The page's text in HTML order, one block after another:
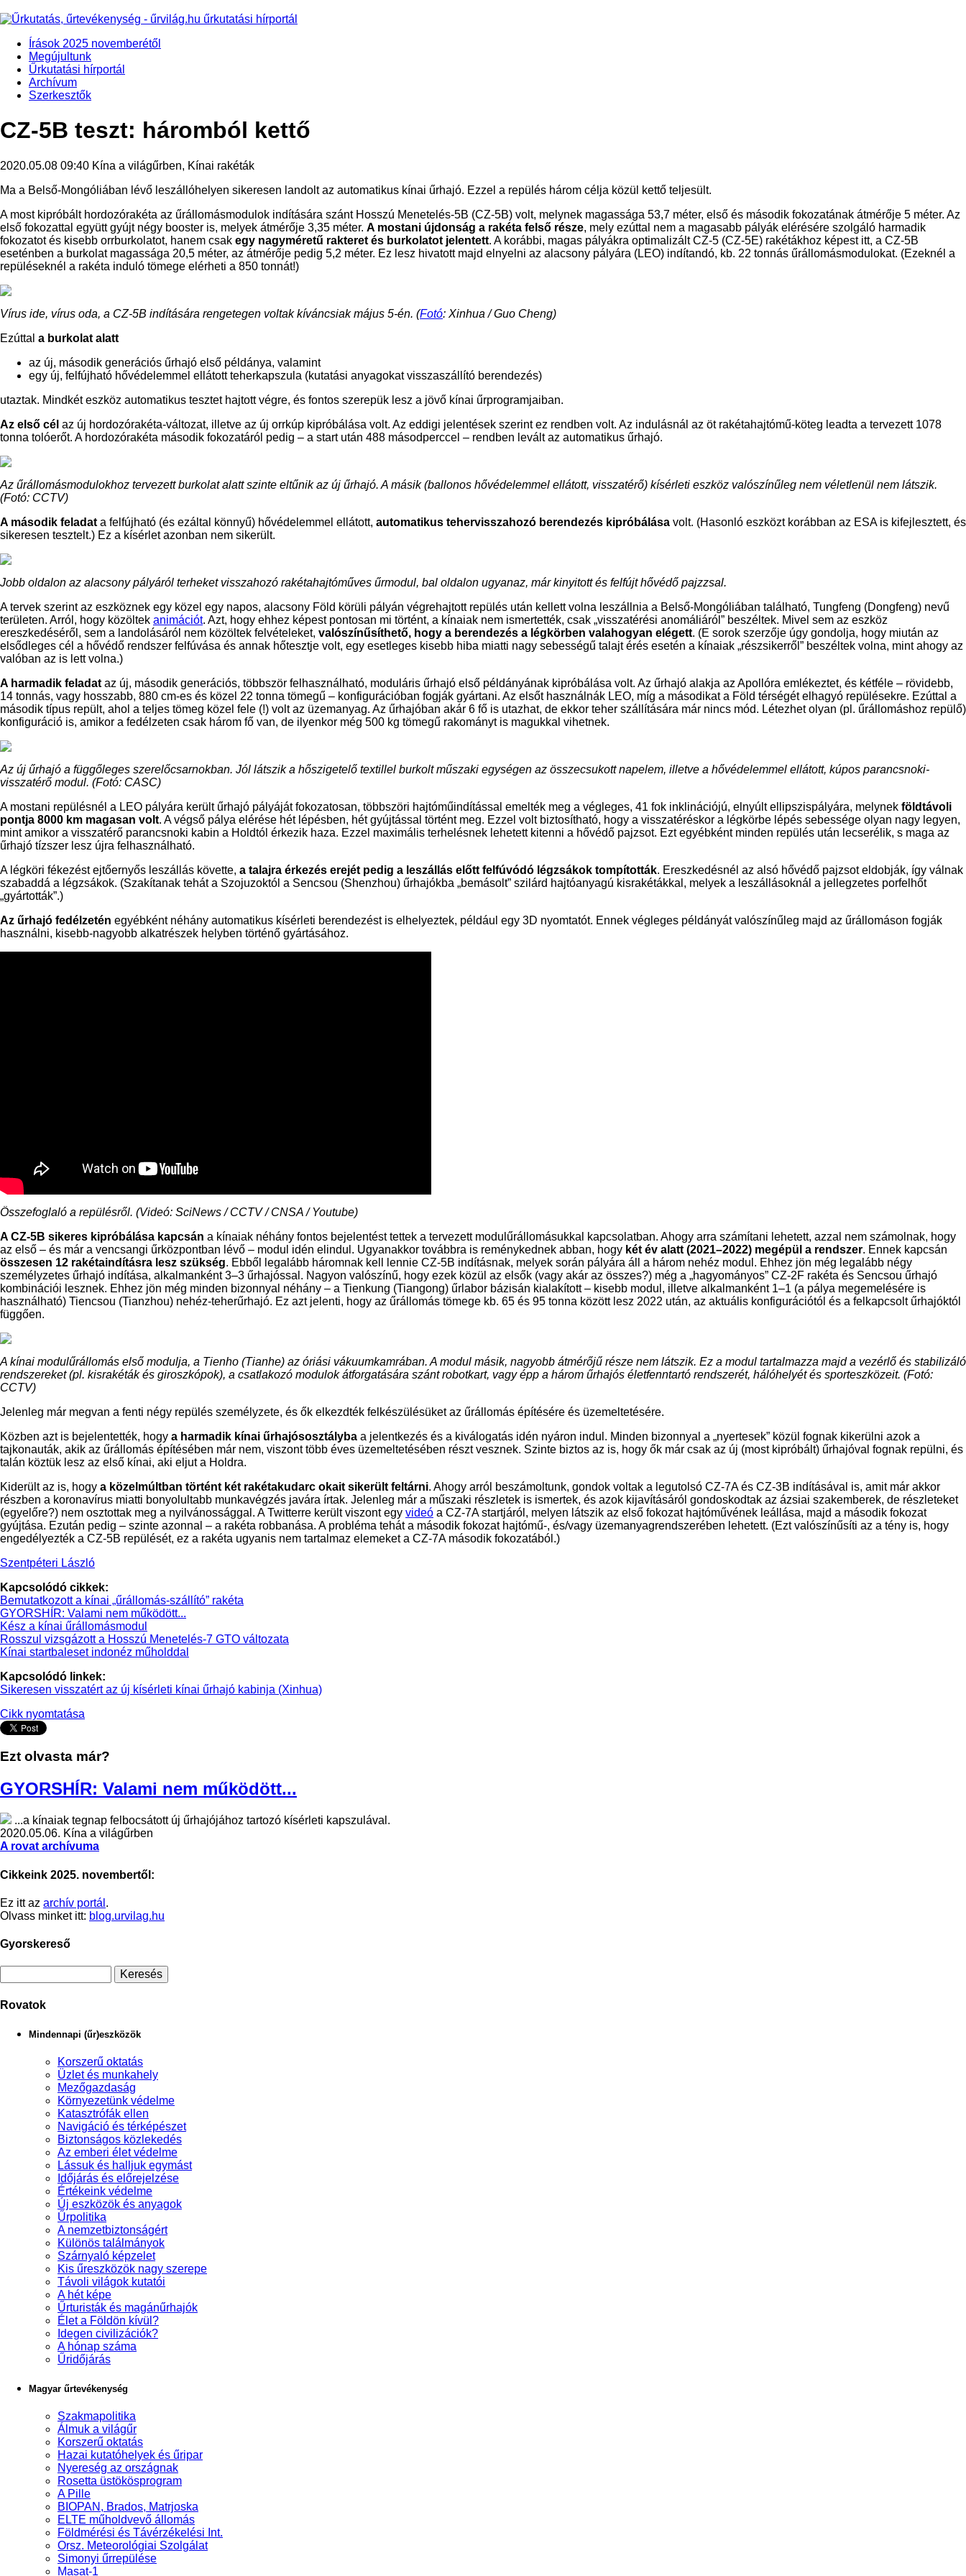
Írások 2025 novemberétől
Megújultunk
Űrkutatási hírportál
Archívum
Szerkesztők
CZ-5B teszt: háromból kettő
2020.05.08 09:40 Kína a világűrben, Kínai rakéták
Ma a Belső-Mongóliában lévő leszállóhelyen sikeresen landolt az automatikus kínai űrhajó. Ezzel a repülés három célja közül kettő teljesült.
A most kipróbált hordozórakéta az űrállomásmodulok indítására szánt Hosszú Menetelés-5B (CZ-5B) volt, melynek magassága 53,7 méter, első és második fokozatának átmérője 5 méter. Az
első fokozattal együtt gyújt négy booster is, melyek átmérője 3,35 méter. A mostani újdonság a rakéta felső része, mely ezúttal nem a magasabb pályák elérésére szolgáló harmadik
fokozatot és kisebb orrburkolatot, hanem csak egy nagyméretű rakteret és burkolatot jelentett. A korábbi, magas pályákra optimalizált CZ-5 (CZ-5E) rakétákhoz képest itt, a CZ-5B
eseténben a burkolat magassága 20,5 méter, az átmérője pedig 5,2 méter. Ez lesz hivatott majd elnyelni az alacsony pályára (LEO) indítandó, kb. 22 tonnás űrállomásmodulokat. (Ezeknél a
repüléseknél a rakéta induló tömege elérheti a 850 tonnát!)
Vírus ide, vírus oda, a CZ-5B indítására rengetegen voltak kíváncsiak május 5-én. (Fotó: Xinhua / Guo Cheng)
Ezúttal a burkolat alatt
az új, második generációs űrhajó első példánya, valamint
egy új, felfújható hővédelemmel ellátott teherkapszula (kutatási anyagokat visszaszállító berendezés)
utaztak. Mindkét eszköz automatikus tesztet hajtott végre, és fontos szerepük lesz a jövő kínai űrprogramjaiban.
Az első cél az új hordozórakéta-változat, illetve az új orrkúp kipróbálása volt. Az eddigi jelentések szerint ez rendben volt. Az indulásnál az öt rakétahajtómű-köteg leadta a tervezett 1078
tonna tolóerőt. A hordozórakéta második fokozatáról pedig – a start után 488 másodperccel – rendben levált az automatikus űrhajó.
Az űrállomásmodulokhoz tervezett burkolat alatt szinte eltűnik az új űrhajó. A másik (ballonos hővédelemmel ellátott, visszatérő) kísérleti eszköz valószínűleg nem véletlenül nem látszik.
(Fotó: CCTV)
A második feladat a felfújható (és ezáltal könnyű) hővédelemmel ellátott, automatikus tehervisszahozó berendezés kipróbálása volt. (Hasonló eszközt korábban az ESA is kifejlesztett, és
sikeresen tesztelt.) Ez a kísérlet azonban nem sikerült.
Jobb oldalon az alacsony pályáról terheket visszahozó rakétahajtóműves űrmodul, bal oldalon ugyanaz, már kinyitott és felfújt hővédő pajzzsal.
A tervek szerint az eszköznek egy közel egy napos, alacsony Föld körüli pályán végrehajtott repülés után kellett volna leszállnia a Belső-Mongóliában található, Tungfeng (Dongfeng) nevű
területen. Arról, hogy közöltek animációt. Azt, hogy ehhez képest pontosan mi történt, a kínaiak nem ismertették, csak „visszatérési anomáliáról” beszéltek. Mivel sem az eszköz
ereszkedéséről, sem a landolásáról nem közöltek felvételeket, valószínűsíthető, hogy a berendezés a légkörben valahogyan elégett. (E sorok szerzője úgy gondolja, hogy miután az
elsődleges cél a hővédő rendszer felfúvása és annak hőtesztje volt, egy esetleges kisebb hiba miatti nagy sebességű talajt érés esetén a kínaiak „részsikerről” beszéltek volna, mint ahogy az
valóban az is lett volna.)
A harmadik feladat az új, második generációs, többször felhasználható, moduláris űrhajó első példányának kipróbálása volt. Az űrhajó alakja az Apollóra emlékeztet, és kétféle – rövidebb,
14 tonnás, vagy hosszabb, 880 cm-es és közel 22 tonna tömegű – konfigurációban fogják gyártani. Az elsőt használnák LEO, míg a másodikat a Föld térségét elhagyó repülésekre. Ezúttal a
második típus repült, ahol a teljes tömeg közel fele (!) volt az üzemanyag. Az űrhajóban akár 6 fő is utazhat, de ekkor teher szállítására már nincs mód. Létezhet olyan (pl. űrállomáshoz repülő)
konfiguráció is, amikor a fedélzeten csak három fő van, de ilyenkor még 500 kg tömegű rakományt is magukkal vihetnek.
Az új űrhajó a függőleges szerelőcsarnokban. Jól látszik a hőszigetelő textillel burkolt műszaki egységen az összecsukott napelem, illetve a hővédelemmel ellátott, kúpos parancsnoki-
visszatérő modul. (Fotó: CASC)
A mostani repülésnél a LEO pályára került űrhajó pályáját fokozatosan, többszöri hajtóműindítással emelték meg a végleges, 41 fok inklinációjú, elnyúlt ellipszispályára, melynek földtávoli
pontja 8000 km magasan volt. A végső pálya elérése hét lépésben, hét gyújtással történt meg. Ezzel volt biztosítható, hogy a visszatéréskor a légkörbe lépés sebessége olyan nagy legyen,
mint amikor a visszatérő parancsnoki kabin a Holdtól érkezik haza. Ezzel maximális terhelésnek lehetett kitenni a hővédő pajzsot. Ezt egyébként minden repülés után lecserélik, s maga az
űrhajó tízszer lesz újra felhasználható.
A légköri fékezést ejtőernyős leszállás követte, a talajra érkezés erejét pedig a leszállás előtt felfúvódó légzsákok tompították. Ereszkedésnél az alsó hővédő pajzsot eldobják, így válnak
szabaddá a légzsákok. (Szakítanak tehát a Szojuzoktól a Sencsou (Shenzhou) űrhajókba „bemásolt” szilárd hajtóanyagú kisrakétákkal, melyek a leszállásoknál a jellegzetes porfelhőt
„gyártották”.)
Az űrhajó fedélzetén egyébként néhány automatikus kísérleti berendezést is elhelyeztek, például egy 3D nyomtatót. Ennek végleges példányát valószínűleg majd az űrállomáson fogják
használni, kisebb-nagyobb alkatrészek helyben történő gyártásához.
Összefoglaló a repülésről. (Videó: SciNews / CCTV / CNSA / Youtube)
A CZ-5B sikeres kipróbálása kapcsán a kínaiak néhány fontos bejelentést tettek a tervezett modulűrállomásukkal kapcsolatban. Ahogy arra számítani lehetett, azzal nem számolnak, hogy
az első – és már a vencsangi űrközpontban lévő – modul idén elindul. Ugyanakkor továbbra is reménykednek abban, hogy két év alatt (2021–2022) megépül a rendszer. Ennek kapcsán
összesen 12 rakétaindításra lesz szükség. Ebből legalább háromnak kell lennie CZ-5B indításnak, melyek során pályára áll a három nehéz modul. Ehhez jön még legalább négy
személyzetes űrhajó indítása, alkalmanként 3–3 űrhajóssal. Nagyon valószínű, hogy ezek közül az elsők (vagy akár az összes?) még a „hagyományos” CZ-2F rakéta és Sencsou űrhajó
kombinációi lesznek. Ehhez jön még minden bizonnyal néhány – a Tienkung (Tiangong) űrlabor bázisán kialakított – kisebb modul, illetve alkalmanként 1–1 (a pálya megemelésére is
használható) Tiencsou (Tianzhou) nehéz-teherűrhajó. Ez azt jelenti, hogy az űrállomás tömege kb. 65 és 95 tonna között lesz 2022 után, az aktuális konfigurációtól és a felkapcsolt űrhajóktól
függően.
A kínai modulűrállomás első modulja, a Tienho (Tianhe) az óriási vákuumkamrában. A modul másik, nagyobb átmérőjű része nem látszik. Ez a modul tartalmazza majd a vezérlő és stabilizáló
rendszereket (pl. kisrakéták és giroszkópok), a csatlakozó modulok átforgatására szánt robotkart, vagy épp a három űrhajós életfenntartó rendszerét, hálóhelyét és sporteszközeit. (Fotó:
CCTV)
Jelenleg már megvan a fenti négy repülés személyzete, és ők elkezdték felkészülésüket az űrállomás építésére és üzemeltetésére.
Közben azt is bejelentették, hogy a harmadik kínai űrhajósosztályba a jelentkezés és a kiválogatás idén nyáron indul. Minden bizonnyal a „nyertesek” közül fognak kikerülni azok a
tajkonauták, akik az űrállomás építésében már nem, viszont több éves üzemeltetésében részt vesznek. Szinte biztos az is, hogy ők már csak az új (most kipróbált) űrhajóval fognak repülni, és
talán köztük lesz az első kínai, aki eljut a Holdra.
Kiderült az is, hogy a közelmúltban történt két rakétakudarc okait sikerült feltárni. Ahogy arról beszámoltunk, gondok voltak a legutolsó CZ-7A és CZ-3B indításával is, amit már akkor
részben a koronavírus miatti bonyolultabb munkavégzés javára írtak. Jelenleg már a műszaki részletek is ismertek, és azok kijavításáról gondoskodtak az ázsiai szakemberek, de részleteket
(egyelőre?) nem osztottak meg a nyilvánossággal. A Twitterre került viszont egy videó a CZ-7A startjáról, melyen látszik az első fokozat hajtóművének leállása, majd a második fokozat
gyújtása. Ezután pedig – szinte azonnal – a rakéta robbanása. A probléma tehát a második fokozat hajtómű-, és/vagy üzemanyagrendszerében lehetett. (Ezt valószínűsíti az a tény is, hogy
engedélyezték a CZ-5B repülését, ez a rakéta ugyanis nem tartalmaz elemeket a CZ-7A második fokozatából.)
Szentpéteri László
Kapcsolódó cikkek:
Bemutatkozott a kínai „űrállomás-szállító” rakéta
GYORSHÍR: Valami nem működött...
Kész a kínai űrállomásmodul
Rosszul vizsgázott a Hosszú Menetelés-7 GTO változata
Kínai startbaleset indonéz műholddal
Kapcsolódó linkek:
Sikeresen visszatért az új kísérleti kínai űrhajó kabinja (Xinhua)
Cikk nyomtatása
Ezt olvasta már?
GYORSHÍR: Valami nem működött...
...a kínaiak tegnap felbocsátott új űrhajójához tartozó kísérleti kapszulával.
2020.05.06. Kína a világűrben
A rovat archívuma
Cikkeink 2025. novembertől:
Ez itt az archív portál .
Olvass minket itt: blog.urvilag.hu
Gyorskereső
Rovatok
Mindennapi (űr)eszközök
Korszerű oktatás
Üzlet és munkahely
Mezőgazdaság
Környezetünk védelme
Katasztrófák ellen
Navigáció és térképészet
Biztonságos közlekedés
Az emberi élet védelme
Lássuk és halljuk egymást
Időjárás és előrejelzése
Értékeink védelme
Új eszközök és anyagok
Űrpolitika
A nemzetbiztonságért
Különös találmányok
Szárnyaló képzelet
Kis űreszközök nagy szerepe
Távoli világok kutatói
A hét képe
Űrturisták és magánűrhajók
Élet a Földön kívül?
Idegen civilizációk?
A hónap száma
Űridőjárás
Magyar űrtevékenység
Szakmapolitika
Álmuk a világűr
Korszerű oktatás
Hazai kutatóhelyek és űripar
Nyereség az országnak
Rosetta üstökösprogram
A Pille
BIOPAN, Brados, Matrjoska
ELTE műholdvevő állomás
Földmérési és Távérzékelési Int.
Orsz. Meteorológiai Szolgálat
Simonyi űrrepülése
Masat-1